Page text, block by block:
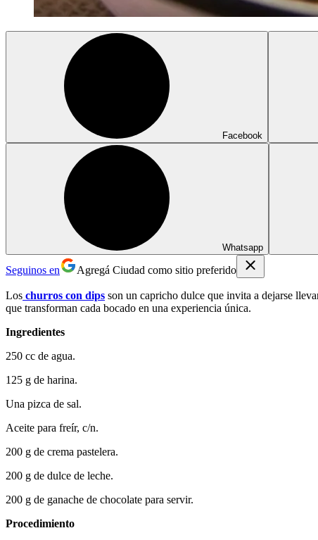
Facebook
Whatsapp
Seguinos en Agregá Ciudad como sitio preferido
Los churros con dips son un capricho dulce que invita a dejarse
que transforman cada bocado en una experiencia única.
Ingredientes
250 cc de agua.
125 g de harina.
Una pizca de sal.
Aceite para freír, c/n.
200 g de crema pastelera.
200 g de dulce de leche.
200 g de ganache de chocolate para servir.
Procedimiento